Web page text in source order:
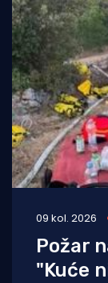
09 kol. 2026
Požar
"Kuće